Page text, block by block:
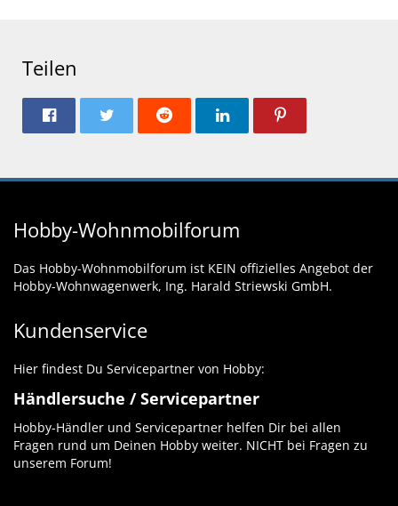
Teilen
Hobby-Wohnmobilforum
Das Hobby-Wohnmobilforum ist KEIN offizielles Angebot der
Hobby-Wohnwagenwerk, Ing. Harald Striewski GmbH.
Kundenservice
Hier findest Du Servicepartner von Hobby:
Händlersuche / Servicepartner
Hobby-Händler und Servicepartner helfen Dir bei allen
Fragen rund um Deinen Hobby weiter. NICHT bei Fragen zu
unserem Forum!